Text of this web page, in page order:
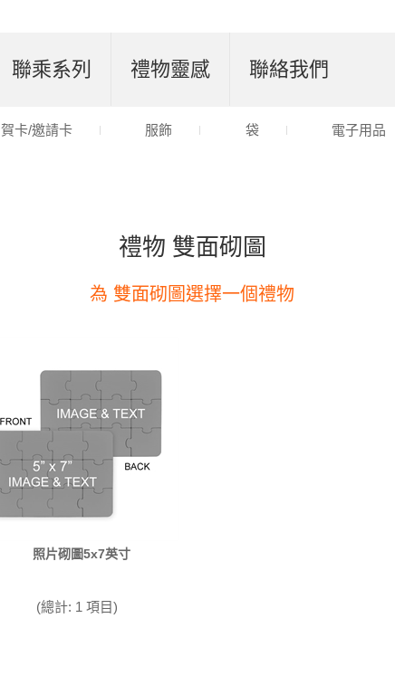
禮物 雙面砌圖
為 雙面砌圖選擇一個禮物
照片砌圖5x7英寸
(總計: 1 項目)
聯乘系列 禮物靈感 聯絡我們
賀卡/邀請卡 服飾 袋 電子用品